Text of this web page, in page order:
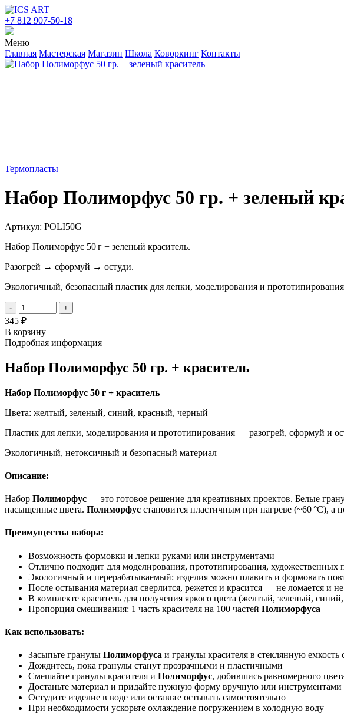
+7 812 907-50-18
Меню
Главная Мастерская Магазин Школа Коворкинг Контакты
Термопласты
Набор Полиморфус 50 гр. + зеленый
Артикул: POLI50G
Набор Полиморфус 50 г + зеленый краситель.
Разогрей → сформуй → остуди.
Экологичный, безопасный пластик для лепки, моделирования и
- +
345 ₽
В корзину
Подробная информация
Набор Полиморфус 50 гр. + краситель
Набор Полиморфус 50 г + краситель
Цвета: желтый, зеленый, синий, красный, черный
Пластик для лепки, моделирования и прототипирования — разогрей, сформуй и
Экологичный, нетоксичный и безопасный материал
Описание:
Набор Полиморфус — это готовое решение для креативных проектов. Белые
насыщенные цвета. Полиморфус становится пластичным при нагреве (~60 °C),
Преимущества набора:
Возможность формовки и лепки руками или инструментами
Отлично подходит для моделирования, прототипирования, художественных
Экологичный и перерабатываемый: изделия можно плавить и формовать
После остывания материал сверлится, режется и красится — не ломается и
В комплекте краситель для получения яркого цвета (желтый, зеленый,
Пропорция смешивания: 1 часть красителя на 100 частей Полиморфуса
Как использовать:
Засыпьте гранулы Полиморфуса и гранулы красителя в стеклянную емкость
Дождитесь, пока гранулы станут прозрачными и пластичными
Смешайте гранулы красителя и Полиморфус, добившись равномерного
Достаньте материал и придайте нужную форму вручную или инструментами
Остудите изделие в воде или оставьте остывать самостоятельно
При необходимости ускорьте охлаждение погружением в холодную воду